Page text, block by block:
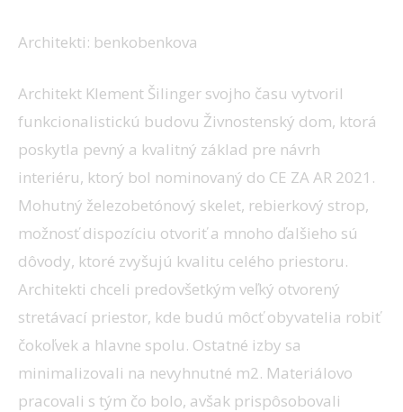
Architekti: benkobenkova
Architekt Klement Šilinger svojho času vytvoril
funkcionalistickú budovu Živnostenský dom, ktorá
poskytla pevný a kvalitný základ pre návrh
interiéru, ktorý bol nominovaný do CE ZA AR 2021.
Mohutný železobetónový skelet, rebierkový strop,
možnosť dispozíciu otvoriť a mnoho ďalšieho sú
dôvody, ktoré zvyšujú kvalitu celého priestoru.
Architekti chceli predovšetkým veľký otvorený
stretávací priestor, kde budú môcť obyvatelia robiť
čokoľvek a hlavne spolu. Ostatné izby sa
minimalizovali na nevyhnutné m2. Materiálovo
pracovali s tým čo bolo, avšak prispôsobovali